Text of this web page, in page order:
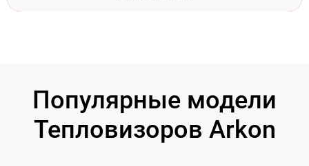
Популярные модели
Тепловизоров Arkon